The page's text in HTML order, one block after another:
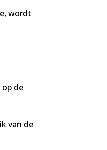
wordt
de
van de